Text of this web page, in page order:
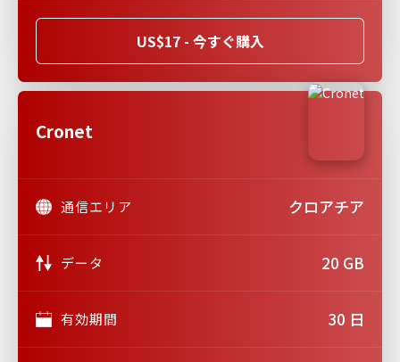
US$17 - 今すぐ購入
Cronet
通信エリア クロアチア
データ 20 GB
有効期間 30 日